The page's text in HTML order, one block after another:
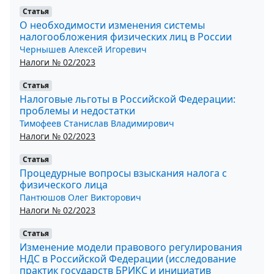
Статья
О необходимости изменения системы
налогообложения физических лиц в России
Чернышев Алексей Игоревич
Налоги № 02/2023
Статья
Налоговые льготы в Российской Федерации:
проблемы и недостатки
Тимофеев Станислав Владимирович
Налоги № 02/2023
Статья
Процедурные вопросы взыскания налога с
физического лица
Пантюшов Олег Викторович
Налоги № 02/2023
Статья
Изменение модели правового регулирования
НДС в Российской Федерации (исследование
практик государств БРИКС и инициатив